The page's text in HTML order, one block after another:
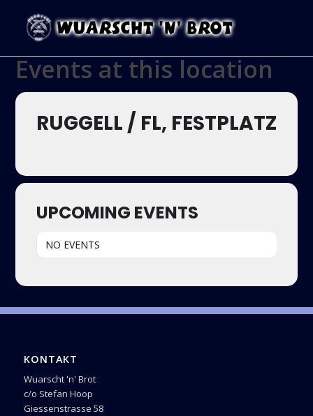
Events at this location
RUGGELL / FL, FESTPLATZ
UPCOMING EVENTS
NO EVENTS
KONTAKT
Wuarscht 'n' Brot
c/o Stefan Hoop
Giessenstrasse 58